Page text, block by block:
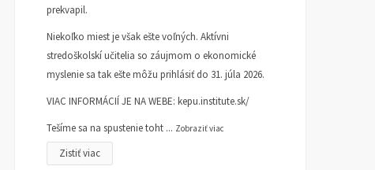
prekvapil.
Niekoľko miest je však ešte voľných. Aktívni
stredoškolskí učitelia so záujmom o ekonomické
myslenie sa tak ešte môžu prihlásiť do 31. júla 2026.
VIAC INFORMÁCIÍ JE NA WEBE: kepu.institute.sk/
Tešíme sa na spustenie toht ... Zobraziť viac
Zistiť viac